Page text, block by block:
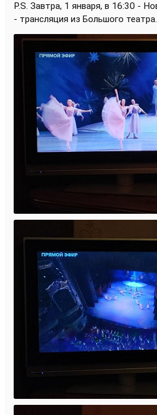
P.S. Завтра, 1 января, в 16:30 -
- трансляция из Большого